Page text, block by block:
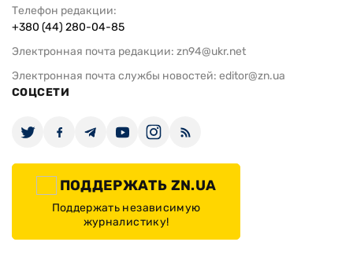
Телефон редакции:
+380 (44) 280-04-85
Электронная почта редакции: zn94@ukr.net
Электронная почта службы новостей: editor@zn.ua
СОЦСЕТИ
ПОДДЕРЖАТЬ ZN.UA
Поддержать независимую
журналистику!